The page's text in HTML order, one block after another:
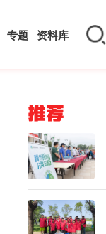
专题 资料库
推荐